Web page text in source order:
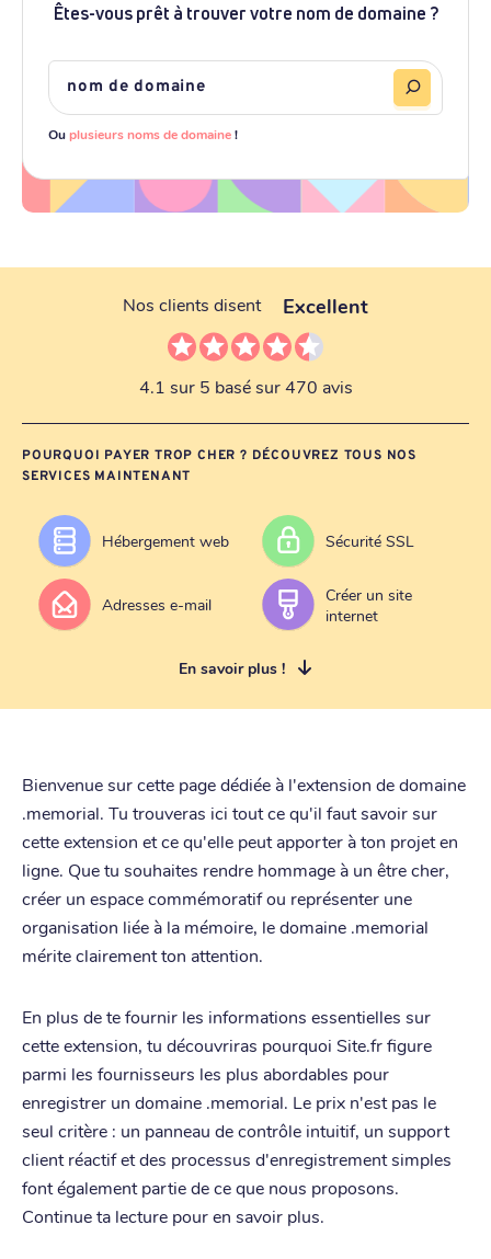
Êtes-vous prêt à trouver votre nom de domaine ?
Ouplusieurs noms de domaine!
Nos clients disent Excellent
4.1 sur 5 basé sur 470 avis
POURQUOI PAYER TROP CHER ? DÉCOUVREZ TOUS NOS
SERVICES MAINTENANT
Hébergement web Sécurité SSL
Adresses e-mail
Créer un site
internet
En savoir plus !
Bienvenue sur cette page dédiée à l'extension de domaine
.memorial. Tu trouveras ici tout ce qu'il faut savoir sur
cette extension et ce qu'elle peut apporter à ton projet en
ligne. Que tu souhaites rendre hommage à un être cher,
créer un espace commémoratif ou représenter une
organisation liée à la mémoire, le domaine .memorial
mérite clairement ton attention.
En plus de te fournir les informations essentielles sur
cette extension, tu découvriras pourquoi Site.fr figure
parmi les fournisseurs les plus abordables pour
enregistrer un domaine .memorial. Le prix n'est pas le
seul critère : un panneau de contrôle intuitif, un support
client réactif et des processus d'enregistrement simples
font également partie de ce que nous proposons.
Continue ta lecture pour en savoir plus.